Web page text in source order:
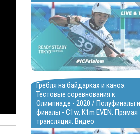
Гребля на байдарках и каноэ.
Тестовые соревнования к
Олимпиаде - 2020 / Полуфиналы и
финалы - C1w, K1m EVEN. Прямая
трансляция. Видео